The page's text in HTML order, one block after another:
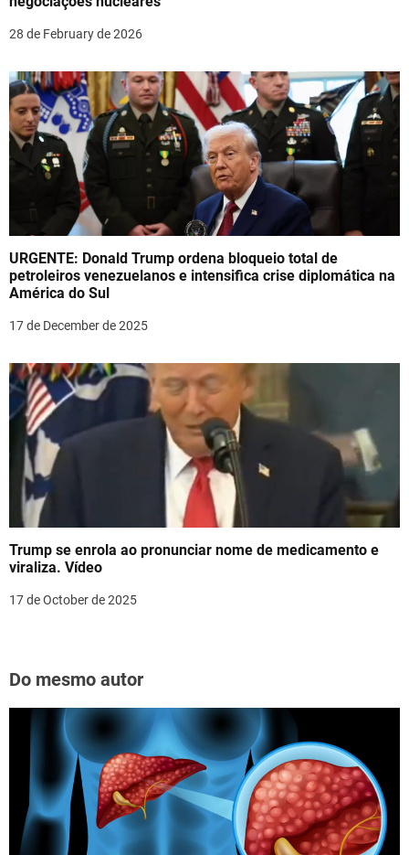
o
n
28 de February de 2026
URGENTE: Donald Trump ordena bloqueio total de
petroleiros venezuelanos e intensifica crise diplomática na
América do Sul
17 de December de 2025
Trump se enrola ao pronunciar nome de medicamento e
viraliza. Vídeo
17 de October de 2025
Do mesmo autor